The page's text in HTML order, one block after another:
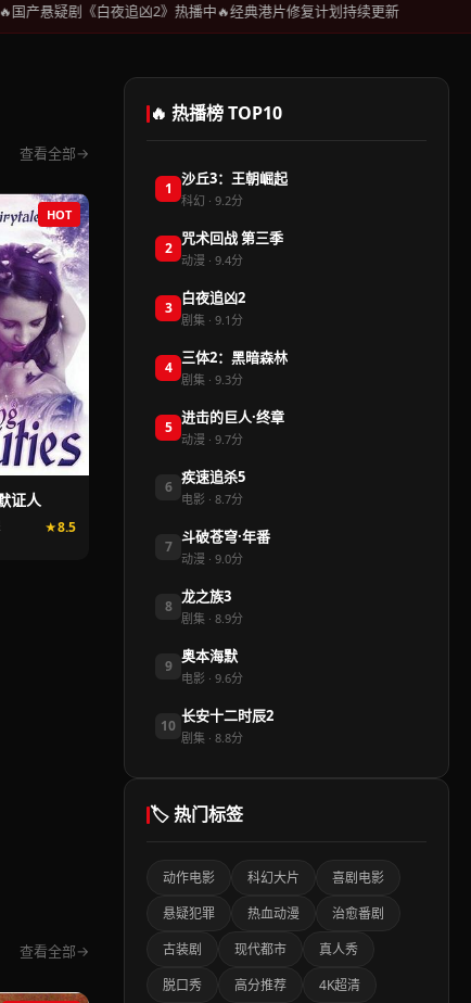
疑剧《白夜追凶2》热播中 经典港片修复计划持续更新
查看全部
HOT
证人
8.5
查看全部
🔥 热播榜 TOP10
1
沙丘3：王朝崛起
科幻 · 9.2分
2
咒术回战 第三季
动漫 · 9.4分
3
白夜追凶2
剧集 · 9.1分
4
三体2：黑暗森林
剧集 · 9.3分
5
进击的巨人·终章
动漫 · 9.7分
6
疾速追杀5
电影 · 8.7分
7
斗破苍穹·年番
动漫 · 9.0分
8
龙之族3
剧集 · 8.9分
9
奥本海默
电影 · 9.6分
10
长安十二时辰2
剧集 · 8.8分
🏷️ 热门标签
动作电影 科幻大片
喜剧电影
悬疑犯罪
热血动漫
治愈番剧
古装剧
现代都市
真人秀
脱口秀
高分推荐
4K超清